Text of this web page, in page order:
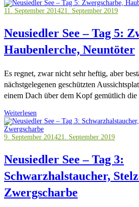
11. September 201421. September 2019
Neusiedler See – Tag 5:
Haubenlerche, Neuntöter
Es regnet, zwar nicht sehr heftig, aber
nächstgelegenen geschützten
einem Dach über dem Kopf gemütlich
Weiterlesen
9. September 201421. September 2019
Neusiedler See – Tag 3:
Schwarzhalstaucher,
Zwergscharbe